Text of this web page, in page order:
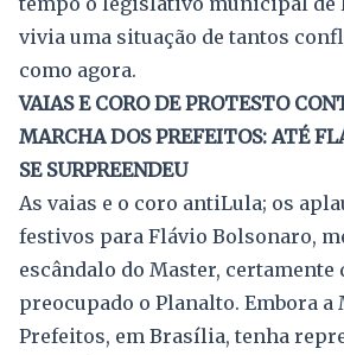
vivia uma situação de tantos
como agora.
VAIAS E CORO DE PROTESTO
MARCHA DOS PREFEITOS: ATÉ
SE SURPREENDEU
As vaias e o coro antiLula; os
festivos para Flávio Bolsonaro,
escândalo do Master, certamente
preocupado o Planalto. Embora a
Prefeitos, em Brasília, tenha